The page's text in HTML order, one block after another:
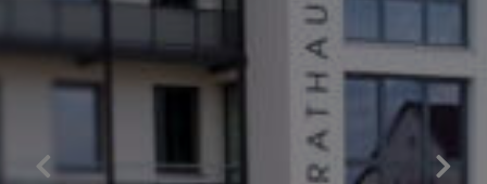
Unsere Gemeinde
Zahlen & Daten